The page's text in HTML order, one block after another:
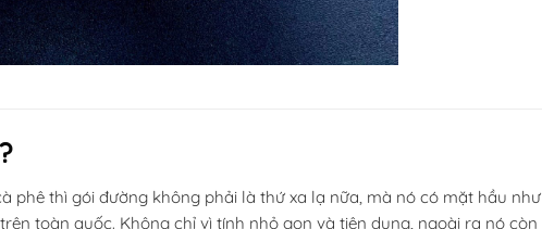
phê thì gói đường không phải là thứ xa lạ nữa, mà nó có mặt hầu như
toàn quốc. Không chỉ vì tính nhỏ gọn và tiện dụng, ngoài ra nó còn